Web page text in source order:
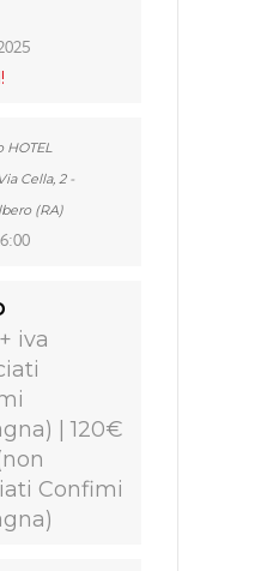
HOTEL
Cella, 2 -
(RA)
iva
| 120€
Confimi